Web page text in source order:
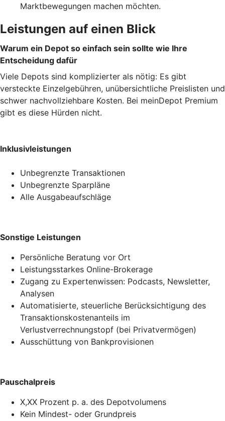
Marktbewegungen machen möchten.
Leistungen auf einen Blick
Warum ein Depot so einfach sein sollte wie Ihre
Entscheidung dafür
Viele Depots sind komplizierter als nötig: Es gibt
versteckte Einzelgebühren, unübersichtliche Preislisten und
schwer nachvollziehbare Kosten. Bei meinDepot Premium
gibt es diese Hürden nicht.
Inklusivleistungen
Unbegrenzte Transaktionen
Unbegrenzte Sparpläne
Alle Ausgabeaufschläge
Sonstige Leistungen
Persönliche Beratung vor Ort
Leistungsstarkes Online-Brokerage
Zugang zu Expertenwissen: Podcasts, Newsletter,
Analysen
Automatisierte, steuerliche Berücksichtigung des
Transaktionskostenanteils im
Verlustverrechnungstopf (bei Privatvermögen)
Ausschüttung von Bankprovisionen
Pauschalpreis
X,XX Prozent p. a. des Depotvolumens
Kein Mindest- oder Grundpreis